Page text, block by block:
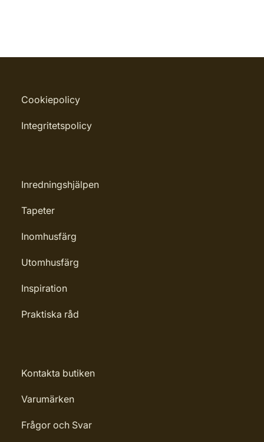
Cookiepolicy
Integritetspolicy
Inredningshjälpen
Tapeter
Inomhusfärg
Utomhusfärg
Inspiration
Praktiska råd
Kontakta butiken
Varumärken
Frågor och Svar